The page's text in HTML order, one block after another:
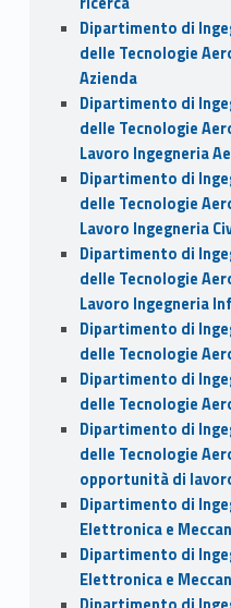
Dipartimento di
delle Tecnologie
Azienda
Dipartimento di
delle Tecnologie
Lavoro Ingegneria
Dipartimento di
delle Tecnologie
Lavoro Ingegneria
Dipartimento di
delle Tecnologie
Lavoro Ingegneria
Dipartimento di
delle Tecnologie
Dipartimento di
delle Tecnologie
Dipartimento di
delle Tecnologie
opportunità di
Dipartimento di
Elettronica e
Dipartimento di
Elettronica e